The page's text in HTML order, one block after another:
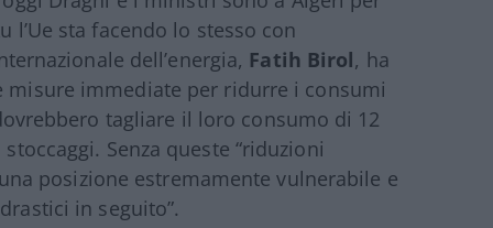
sta facendo lo stesso con
dell’energia, Fatih Birol, ha
misure immediate per ridurre i consumi
tagliare il loro consumo di 12
Senza queste “riduzioni
posizione estremamente vulnerabile e
in seguito”.